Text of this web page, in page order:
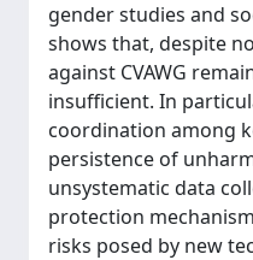
gender studies and
shows that, despite
against CVAWG
insufficient. In
coordination among
persistence of
unsystematic data
protection
risks posed by new